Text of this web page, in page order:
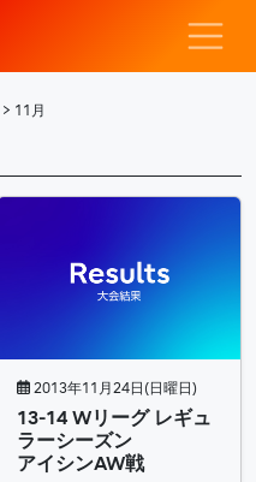
レッドウェー
> 11月
2013年11月24日(日曜日)
13-14 Wリーグ レギュ
ラーシーズン
アイシンAW戦